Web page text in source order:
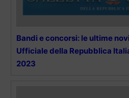
Bandi e concorsi: le ultime
Ufficiale della Repubblica
2023